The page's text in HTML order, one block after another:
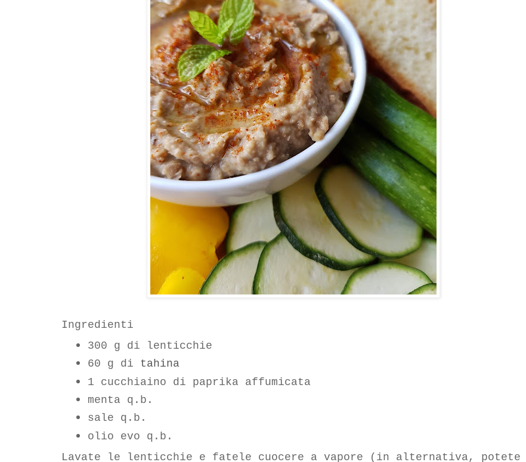
Ingredienti
300 g di lenticchie
60 g di tahina
1 cucchiaino di paprika affumicata
menta q.b.
sale q.b.
olio evo q.b.
Lavate le lenticchie e fatele cuocere a vapore (in alternativa, potete